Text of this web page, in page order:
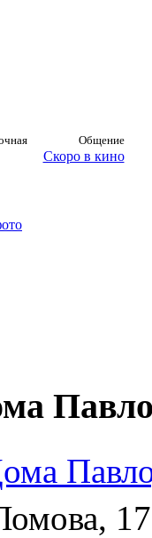
Общение
Скоро в кино